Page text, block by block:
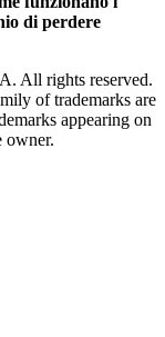
di perdere
All rights reserved.
of trademarks are
appearing on
owner.